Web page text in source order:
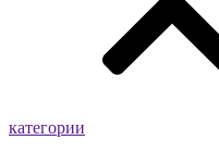
категории